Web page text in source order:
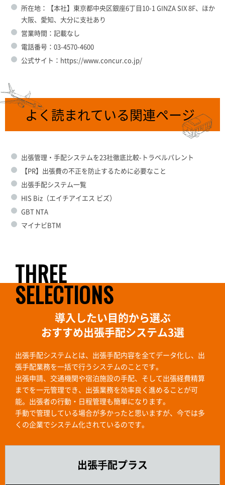
所在地：【本社】東京都中央区銀座6丁目10-1 GINZA SIX 8F、ほか
大阪、愛知、大分に支社あり
営業時間：記載なし
電話番号：03-4570-4600
公式サイト：https://www.concur.co.jp/
よく読まれている関連ページ
出張管理・手配システムを23社徹底比較-トラベルパレント
【PR】出張費の不正を防止するために必要なこと
出張手配システム一覧
HIS Biz（エイチアイエス ビズ）
GBT NTA
マイナビBTM
THREE
SELECTIONS
導入したい目的から選ぶ
おすすめ出張手配システム3選
出張手配システムとは、出張手配内容を全てデータ化し、出
張手配業務を一括で行うシステムのことです。
出張申請、交通機関や宿泊施設の手配、そして出張経費精算
までを一元管理でき、出張業務を効率良く進めることが可
能。出張者の行動・日程管理も簡単になります。
手動で管理している場合が多かったと思いますが、今では多
くの企業でシステム化されているのです。
出張⼿配プラス